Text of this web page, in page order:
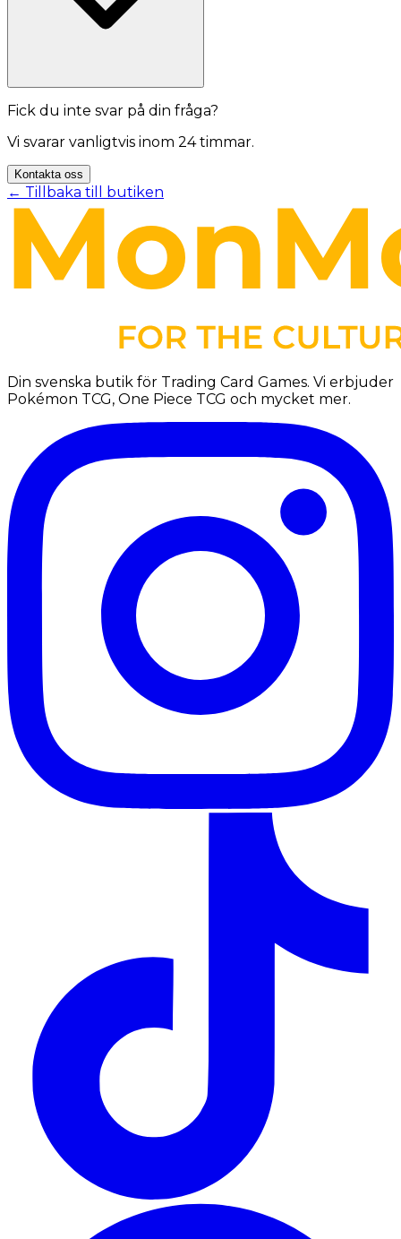
Fick du inte svar på din fråga?
Vi svarar vanligtvis inom 24 timmar.
Kontakta oss
Skicka
← Tillbaka till butiken
Din svenska butik för Trading Card Games. Vi erbjuder
Pokémon TCG, One Piece TCG och mycket mer.